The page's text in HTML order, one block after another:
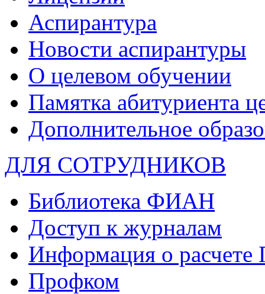
Аспирантура
Новости аспирантуры
О целевом обучении
Памятка абитуриента
Дополнительное
ДЛЯ СОТРУДНИКОВ
Библиотека ФИАН
Доступ к журналам
Информация о
Профком